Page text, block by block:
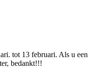
tot 13 februari. Als u een
bedankt!!!